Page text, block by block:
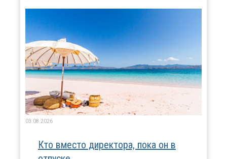
03.08.2026
Кто вместо директора, пока он в